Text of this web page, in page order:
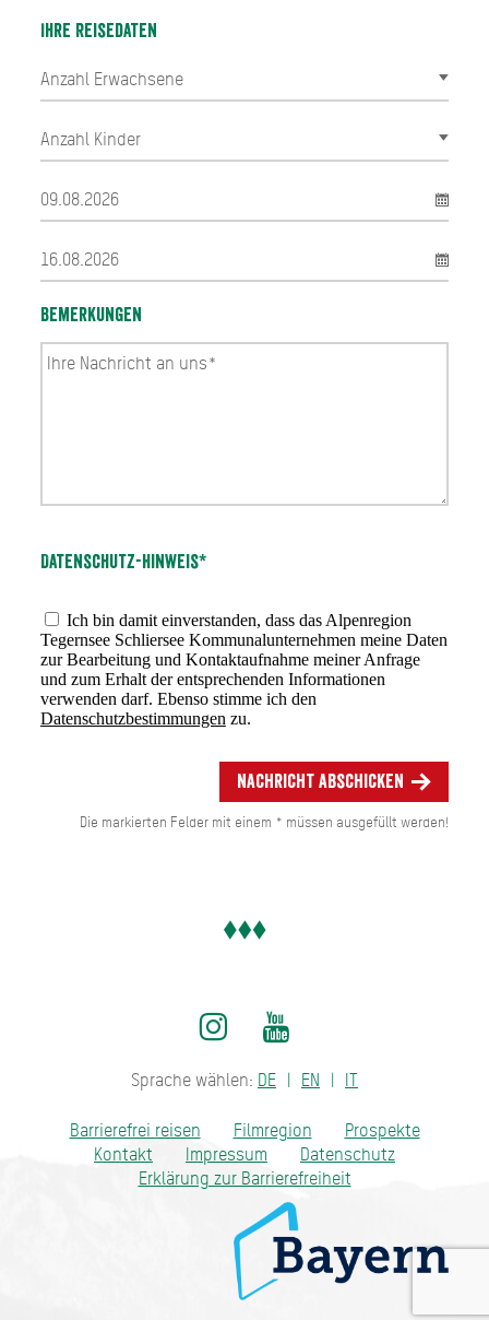
Ihre Reisedaten
Bemerkungen
Datenschutz-Hinweis*
Ich bin damit einverstanden, dass das Alpenregion
Tegernsee Schliersee Kommunalunternehmen meine Daten
zur Bearbeitung und Kontaktaufnahme meiner Anfrage
und zum Erhalt der entsprechenden Informationen
verwenden darf. Ebenso stimme ich den
Datenschutzbestimmungen zu.
Nachricht abschicken
Die markierten Felder mit einem * müssen ausgefüllt werden!
Sprache wählen: DE EN IT
Barrierefrei reisen Filmregion
Prospekte
Kontakt
Impressum
Datenschutz
Erklärung zur Barrierefreiheit